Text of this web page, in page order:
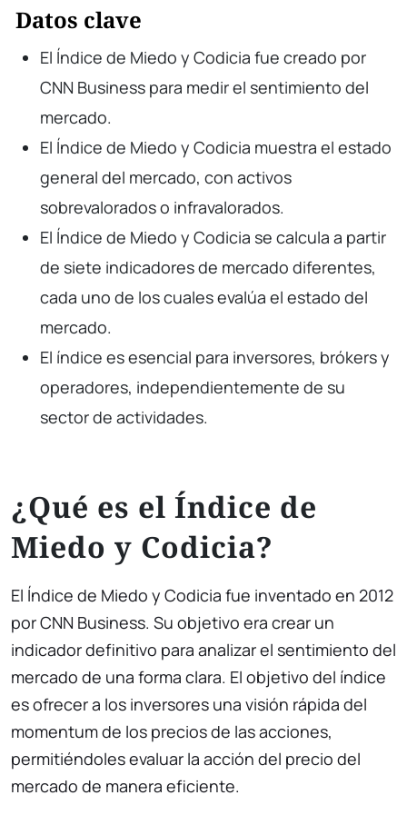
Datos clave
El Índice de Miedo y Codicia fue creado por
CNN Business para medir el sentimiento del
mercado.
El Índice de Miedo y Codicia muestra el estado
general del mercado, con activos
sobrevalorados o infravalorados.
El Índice de Miedo y Codicia se calcula a partir
de siete indicadores de mercado diferentes,
cada uno de los cuales evalúa el estado del
mercado.
El índice es esencial para inversores, brókers y
operadores, independientemente de su
sector de actividades.
¿Qué es el Índice de
Miedo y Codicia?
El Índice de Miedo y Codicia fue inventado en 2012
por CNN Business. Su objetivo era crear un
indicador definitivo para analizar el sentimiento del
mercado de una forma clara. El objetivo del índice
es ofrecer a los inversores una visión rápida del
momentum de los precios de las acciones,
permitiéndoles evaluar la acción del precio del
mercado de manera eficiente.